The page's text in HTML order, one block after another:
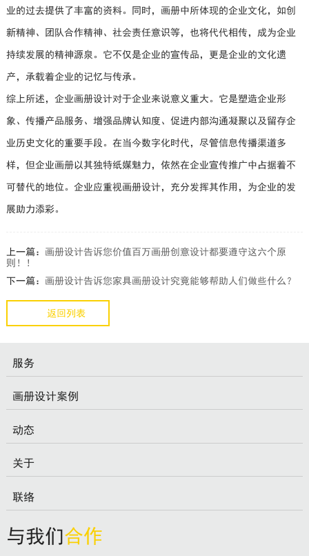
业的过去提供了丰富的资料。同时，画册中所体现的企业文化，如创
新精神、团队合作精神、社会责任意识等，也将代代相传，成为企业
持续发展的精神源泉。它不仅是企业的宣传品，更是企业的文化遗
产，承载着企业的记忆与传承。
综上所述，企业画册设计对于企业来说意义重大。它是塑造企业形
象、传播产品服务、增强品牌认知度、促进内部沟通凝聚以及留存企
业历史文化的重要手段。在当今数字化时代，尽管信息传播渠道多
样，但企业画册以其独特纸媒魅力，依然在企业宣传推广中占据着不
可替代的地位。企业应重视画册设计，充分发挥其作用，为企业的发
展助力添彩。
上一篇： 画册设计告诉您价值百万画册创意设计都要遵守这六个原
则！！
下一篇： 画册设计告诉您家具画册设计究竟能够帮助人们做些什么？
返回列表
服务
画册设计案例
动态
关于
联络
与我们合作